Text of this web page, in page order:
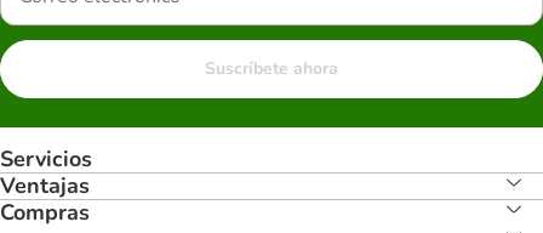
Suscríbete ahora
Servicios
Ventajas
Compras